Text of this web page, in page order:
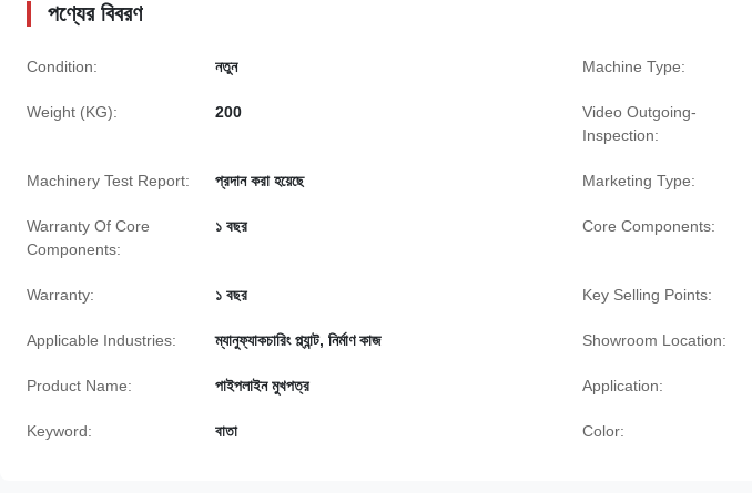
পণ্যের বিবরণ
Condition: নতুন Machine Type:
Weight (KG): 200
Video Outgoing-
Inspection:
Machinery Test Report: প্রদান করা হয়েছে Marketing Type:
Warranty Of Core
Components:
১ বছর Core Components:
Warranty: ১ বছর Key Selling Points:
Applicable Industries: ম্যানুফ্যাকচারিং প্ল্যান্ট, নির্মাণ কাজ Showroom Location:
Product Name: পাইপলাইন মুখপত্র Application:
Keyword: বাতা Color: